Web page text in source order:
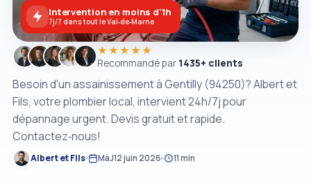
Besoin d'un assainissement à Gentilly (94250)? Albert et
Fils, votre plombier local, intervient 24h/7j pour
dépannage urgent. Devis gratuit et rapide.
Contactez‑nous!
Albert et Fils MàJ12 juin 2026 11 min
★★★★★
Recommandé par 1435+ clients
Intervention en moins d'1h
7j/7 dans tout le Val‑de‑Marne